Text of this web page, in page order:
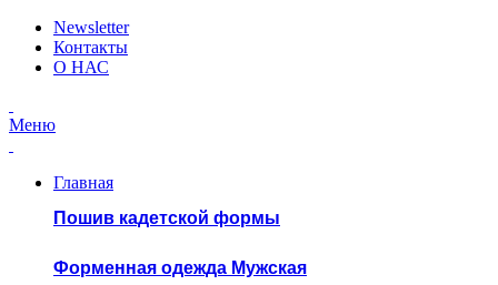
Newsletter
Контакты
О НАС
Меню
Главная
Пошив кадетской формы
Форменная одежда Мужская